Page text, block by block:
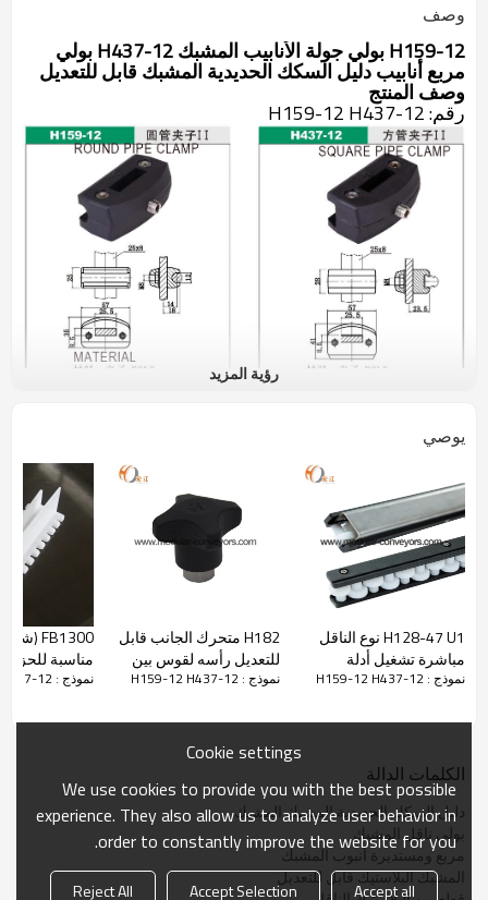
وصف
H159-12 بولي جولة الأنابيب المشبك H437-12 بولي
مربع أنابيب دليل السكك الحديدية المشبك قابل للتعديل
وصف المنتج
رقم: H159-12 H437-12
H159-12
رؤية المزيد
يوصي
H128-47 U1 نوع الناقل
مباشرة تشغيل أدلة
نموذج : H159-12 H437-12
H182 متحرك الجانب قابل
للتعديل رأسه لقوس بين
قوسين مجموعة الأقواس
نموذج : H159-12 H437-12 نموذج : H159-12 H437-12
الكلمات الدالة
دليل السكك الحديدية المشبك المشبك
بولي ناقل المشبك
مربع ومستديرة أنبوب المشبك
المشبك البلاستيك قابل للتعديل
Cookie settings
We use cookies to provide you with the best possible
experience. They also allow us to analyze user behavior in
order to constantly improve the website for you.
Accept all
Accept Selection
Reject All